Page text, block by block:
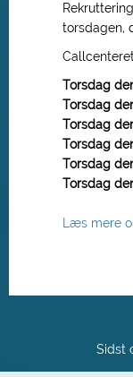
torsdagen,
Torsdag
Torsdag
Torsdag
Torsdag
Torsdag
Torsdag
Læs mere
Sidst